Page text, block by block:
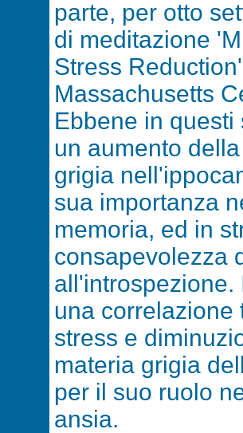
parte, per otto
di meditazione
Stress
Massachusetts
Ebbene in
un aumento
grigia
sua importanza
memoria, ed in
consapevolezza
all'introspezione.
una correlazione
stress e
materia grigia
per il suo ruolo
ansia.